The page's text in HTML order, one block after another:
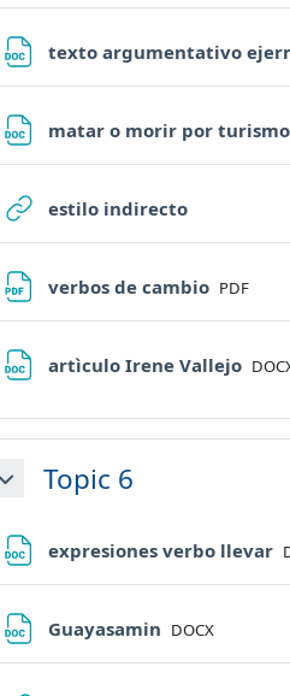
texto argumentativo
matar o morir por turismo
estilo indirectoURL
verbos de cambio File
PDF
artìculo Irene Vallejo File
MinimizzaTopic 6
expresiones verbo llevar
Guayasamin File
DOCX